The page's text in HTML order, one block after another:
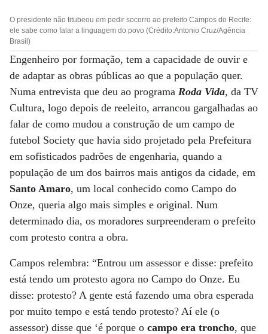
O presidente não titubeou em pedir socorro ao prefeito Campos do Recife:
ele sabe como falar a linguagem do povo (Crédito:Antonio Cruz/Agência
Brasil)
Engenheiro por formação, tem a capacidade de ouvir e
de adaptar as obras públicas ao que a população quer.
Numa entrevista que deu ao programa Roda Vida, da TV
Cultura, logo depois de reeleito, arrancou gargalhadas ao
falar de como mudou a construção de um campo de
futebol Society que havia sido projetado pela Prefeitura
em sofisticados padrões de engenharia, quando a
população de um dos bairros mais antigos da cidade, em
Santo Amaro, um local conhecido como Campo do
Onze, queria algo mais simples e original. Num
determinado dia, os moradores surpreenderam o prefeito
com protesto contra a obra.
Campos relembra: “Entrou um assessor e disse: prefeito
está tendo um protesto agora no Campo do Onze. Eu
disse: protesto? A gente está fazendo uma obra esperada
por muito tempo e está tendo protesto? Aí ele (o
assessor) disse que ‘é porque o campo era troncho, que